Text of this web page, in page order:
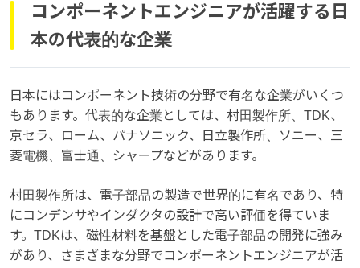
コンポーネントエンジニアが活躍する日
本の代表的な企業
日本にはコンポーネント技術の分野で有名な企業がいくつ
もあります。代表的な企業としては、村田製作所、TDK、
京セラ、ローム、パナソニック、日立製作所、ソニー、三
菱電機、富士通、シャープなどがあります。
村田製作所は、電子部品の製造で世界的に有名であり、特
にコンデンサやインダクタの設計で高い評価を得ていま
す。TDKは、磁性材料を基盤とした電子部品の開発に強み
があり、さまざまな分野でコンポーネントエンジニアが活